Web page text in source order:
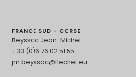
FRANCE SUD - CORSE
Beyssac Jean-Michel
+33 (0)6 76 02 51 55
jm.beyssac@flechet.eu